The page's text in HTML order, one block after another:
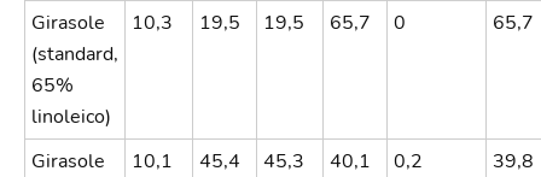
Girasole
(standard,
65%
linoleico)
10,3 19,5 19,5 65,7 0 65,7
Girasole
10,1 45,4 45,3 40,1 0,2 39,8